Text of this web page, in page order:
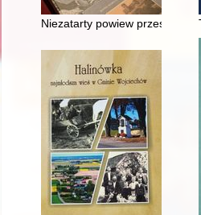
Niezatarty powiew przeszłości